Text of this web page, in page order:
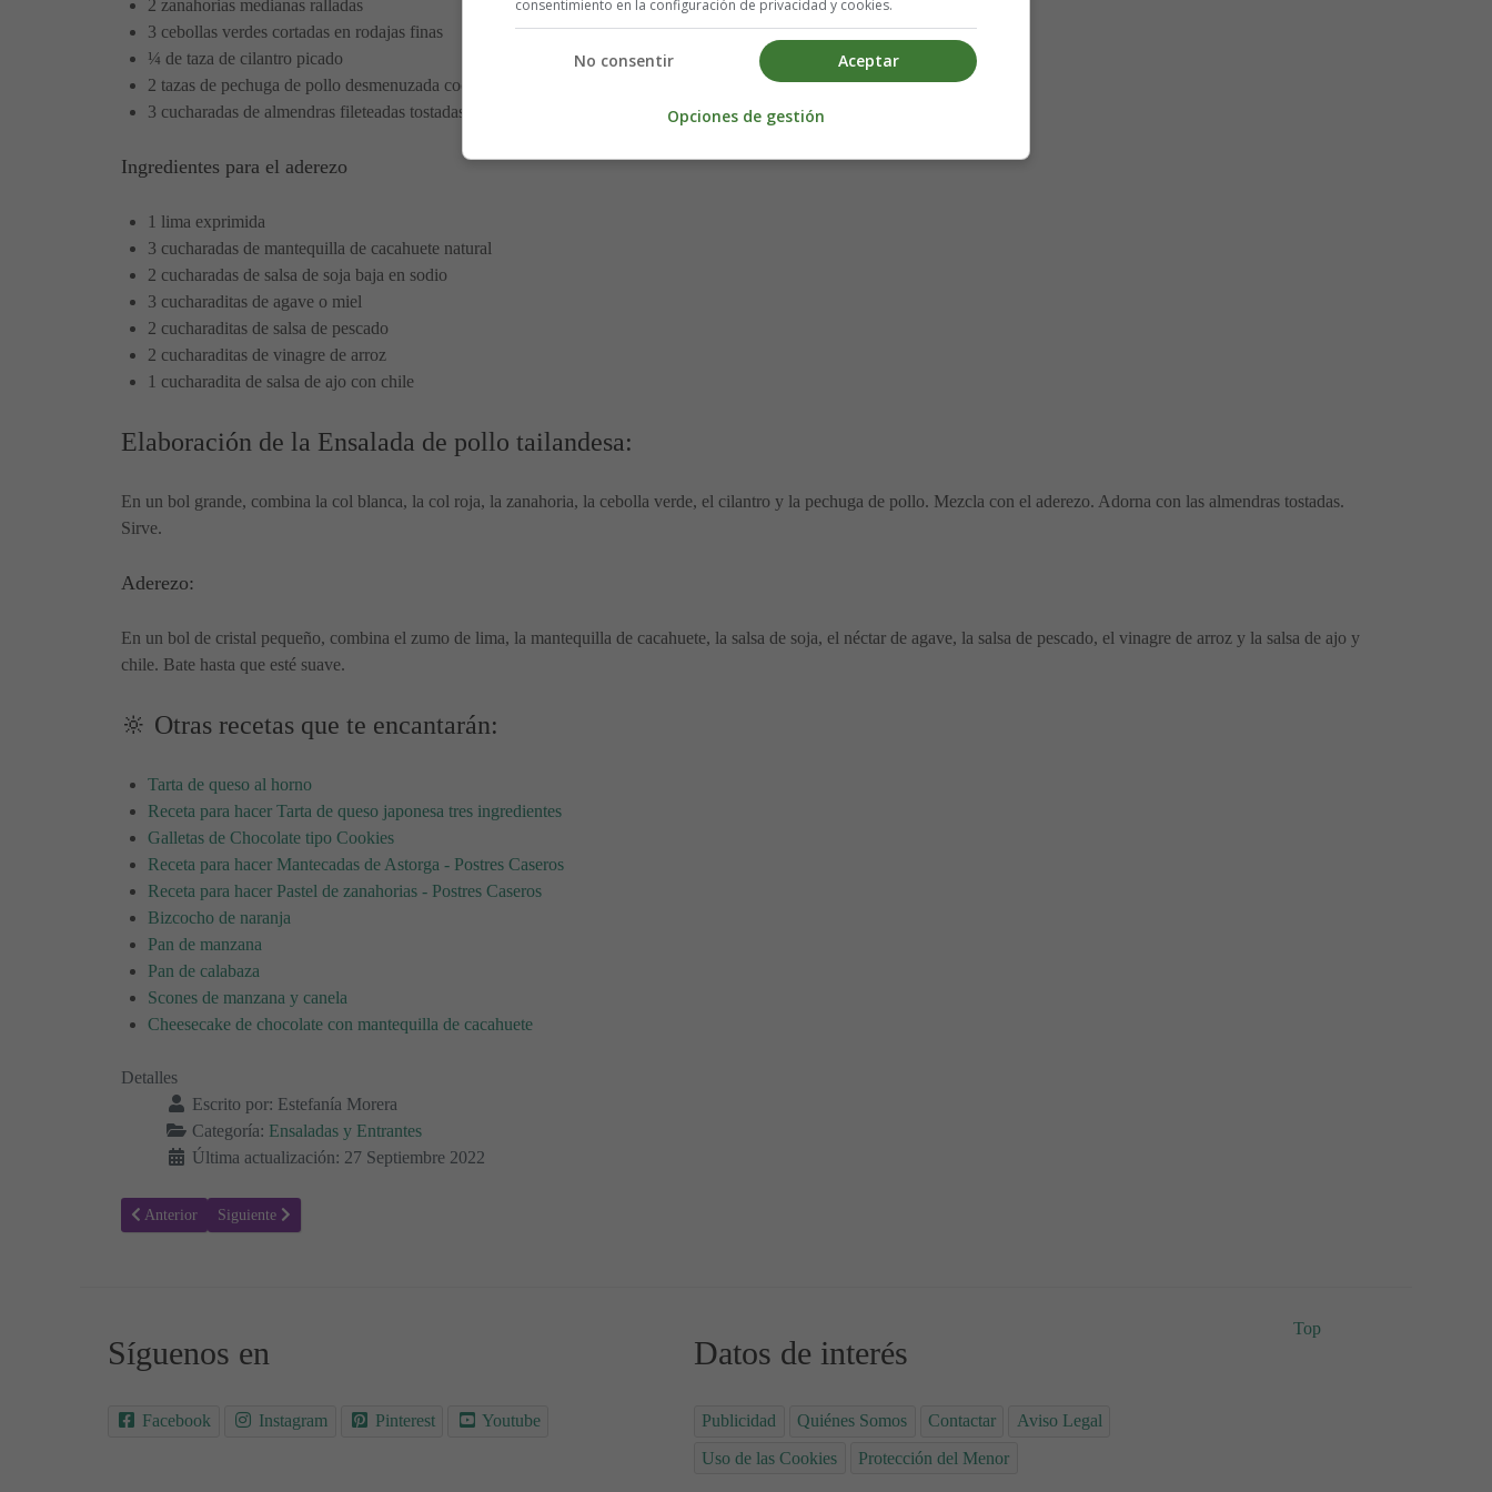
2 zanahorias medianas ralladas
3 cebollas verdes cortadas en rodajas finas
¼ de taza de cilantro picado
2 tazas de pechuga de pollo desmenuzada cocida
3 cucharadas de almendras fileteadas tostadas
Ingredientes para el aderezo
1 lima exprimida
3 cucharadas de mantequilla de cacahuete natural
2 cucharadas de salsa de soja baja en sodio
3 cucharaditas de agave o miel
2 cucharaditas de salsa de pescado
2 cucharaditas de vinagre de arroz
1 cucharadita de salsa de ajo con chile
Elaboración de la Ensalada de pollo tailandesa:
En un bol grande, combina la col blanca, la col roja, la zanahoria, la cebolla verde, el cilantro y la pechuga de pollo. Mezcla con el aderezo. Adorna con las almendras tostadas.
Sirve.
Aderezo:
En un bol de cristal pequeño, combina el zumo de lima, la mantequilla de cacahuete, la salsa de soja, el néctar de agave, la salsa de pescado, el vinagre de arroz y la salsa de ajo y
chile. Bate hasta que esté suave.
🔆 Otras recetas que te encantarán:
Tarta de queso al horno
Receta para hacer Tarta de queso japonesa tres ingredientes
Galletas de Chocolate tipo Cookies
Receta para hacer Mantecadas de Astorga - Postres Caseros
Receta para hacer Pastel de zanahorias - Postres Caseros
Bizcocho de naranja
Pan de manzana
Pan de calabaza
Scones de manzana y canela
Cheesecake de chocolate con mantequilla de cacahuete
Detalles
Escrito por: Estefanía Morera
Categoría: Ensaladas y Entrantes
Última actualización: 27 Septiembre 2022
Artículo anterior: Receta para hacer Ensalada mediterránea con garbanzos
Anterior Artículo siguiente: Receta para hacer Gazpacho verde con uvas, almendras, eneldo
Siguiente
Síguenos en
Facebook Instagram Pinterest Youtube
Datos de interés
Publicidad Quiénes Somos Contactar
Aviso Legal
Uso de las Cookies
Protección del Menor
Top
consentimiento en la configuración de privacidad y cookies.
Aceptar
No consentir
Opciones de gestión